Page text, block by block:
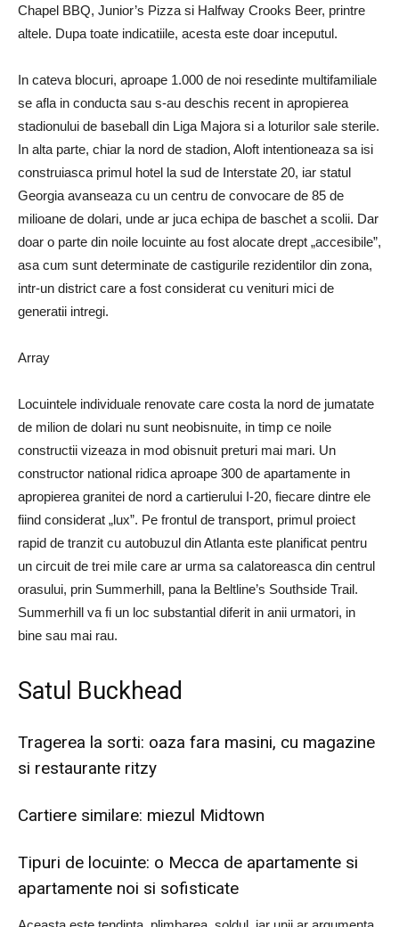
Chapel BBQ, Junior’s Pizza si Halfway Crooks Beer, printre
altele. Dupa toate indicatiile, acesta este doar inceputul.
In cateva blocuri, aproape 1.000 de noi resedinte multifamiliale
se afla in conducta sau s-au deschis recent in apropierea
stadionului de baseball din Liga Majora si a loturilor sale sterile.
In alta parte, chiar la nord de stadion, Aloft intentioneaza sa isi
construiasca primul hotel la sud de Interstate 20, iar statul
Georgia avanseaza cu un centru de convocare de 85 de
milioane de dolari, unde ar juca echipa de baschet a scolii. Dar
doar o parte din noile locuinte au fost alocate drept „accesibile”,
asa cum sunt determinate de castigurile rezidentilor din zona,
intr-un district care a fost considerat cu venituri mici de
generatii intregi.
Array
Locuintele individuale renovate care costa la nord de jumatate
de milion de dolari nu sunt neobisnuite, in timp ce noile
constructii vizeaza in mod obisnuit preturi mai mari. Un
constructor national ridica aproape 300 de apartamente in
apropierea granitei de nord a cartierului I-20, fiecare dintre ele
fiind considerat „lux”. Pe frontul de transport, primul proiect
rapid de tranzit cu autobuzul din Atlanta este planificat pentru
un circuit de trei mile care ar urma sa calatoreasca din centrul
orasului, prin Summerhill, pana la Beltline’s Southside Trail.
Summerhill va fi un loc substantial diferit in anii urmatori, in
bine sau mai rau.
Satul Buckhead
Tragerea la sorti: oaza fara masini, cu magazine
si restaurante ritzy
Cartiere similare: miezul Midtown
Tipuri de locuinte: o Mecca de apartamente si
apartamente noi si sofisticate